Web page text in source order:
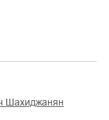
Шахиджанян